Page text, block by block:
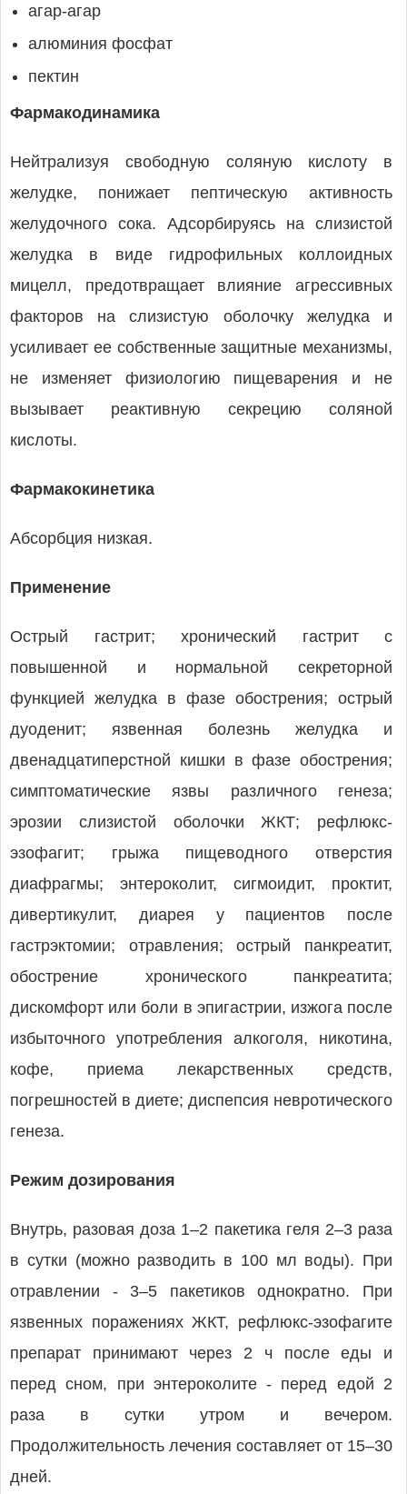
агар-агар
алюминия фосфат
пектин
Фармакодинамика
Нейтрализуя свободную соляную кислоту в
желудке, понижает пептическую активность
желудочного сока. Адсорбируясь на слизистой
желудка в виде гидрофильных коллоидных
мицелл, предотвращает влияние агрессивных
факторов на слизистую оболочку желудка и
усиливает ее собственные защитные механизмы,
не изменяет физиологию пищеварения и не
вызывает реактивную секрецию соляной
кислоты.
Фармакокинетика
Абсорбция низкая.
Применение
Острый гастрит; хронический гастрит с
повышенной и нормальной секреторной
функцией желудка в фазе обострения; острый
дуоденит; язвенная болезнь желудка и
двенадцатиперстной кишки в фазе обострения;
симптоматические язвы различного генеза;
эрозии слизистой оболочки ЖКТ; рефлюкс-
эзофагит; грыжа пищеводного отверстия
диафрагмы; энтероколит, сигмоидит, проктит,
дивертикулит, диарея у пациентов после
гастрэктомии; отравления; острый панкреатит,
обострение хронического панкреатита;
дискомфорт или боли в эпигастрии, изжога после
избыточного употребления алкоголя, никотина,
кофе, приема лекарственных средств,
погрешностей в диете; диспепсия невротического
генеза.
Режим дозирования
Внутрь, разовая доза 1–2 пакетика геля 2–3 раза
в сутки (можно разводить в 100 мл воды). При
отравлении - 3–5 пакетиков однократно. При
язвенных поражениях ЖКТ, рефлюкс-эзофагите
препарат принимают через 2 ч после еды и
перед сном, при энтероколите - перед едой 2
раза в сутки утром и вечером.
Продолжительность лечения составляет от 15–30
дней.